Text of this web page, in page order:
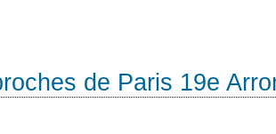
de Paris 19e